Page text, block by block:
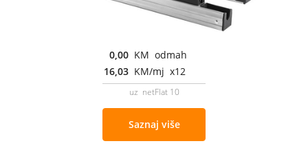
0,00 KM odmah
16,03 KM/mj x12
uz netFlat 10
Saznaj više